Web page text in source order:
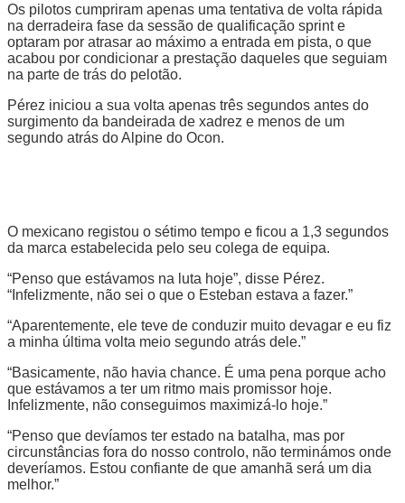
Os pilotos cumpriram apenas uma tentativa de volta rápida
na derradeira fase da sessão de qualificação sprint e
optaram por atrasar ao máximo a entrada em pista, o que
acabou por condicionar a prestação daqueles que seguiam
na parte de trás do pelotão.
Pérez iniciou a sua volta apenas três segundos antes do
surgimento da bandeirada de xadrez e menos de um
segundo atrás do Alpine do Ocon.
O mexicano registou o sétimo tempo e ficou a 1,3 segundos
da marca estabelecida pelo seu colega de equipa.
“Penso que estávamos na luta hoje”, disse Pérez.
“Infelizmente, não sei o que o Esteban estava a fazer.”
“Aparentemente, ele teve de conduzir muito devagar e eu fiz
a minha última volta meio segundo atrás dele.”
“Basicamente, não havia chance. É uma pena porque acho
que estávamos a ter um ritmo mais promissor hoje.
Infelizmente, não conseguimos maximizá-lo hoje.”
“Penso que devíamos ter estado na batalha, mas por
circunstâncias fora do nosso controlo, não terminámos onde
deveríamos. Estou confiante de que amanhã será um dia
melhor.”